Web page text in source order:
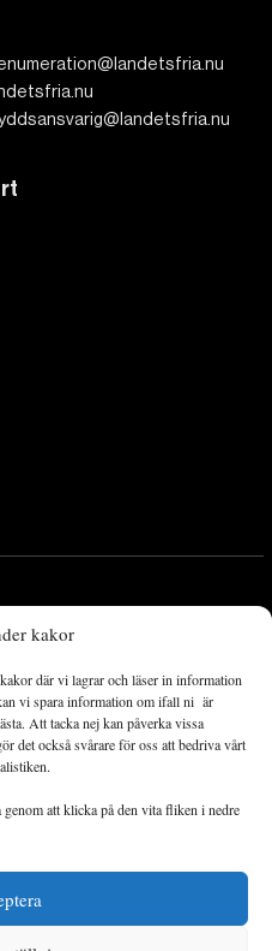
kakor
där vi lagrar och läser in information
vi spara information om ifall ni är
Att tacka nej kan påverka vissa
det också svårare för oss att bedriva vårt
att klicka på den vita fliken i nedre
med bred bevakning av
globalt och med fokus på
till ett hållbart samhälle går
för alla människor, minskade
utrymme för allt levande att